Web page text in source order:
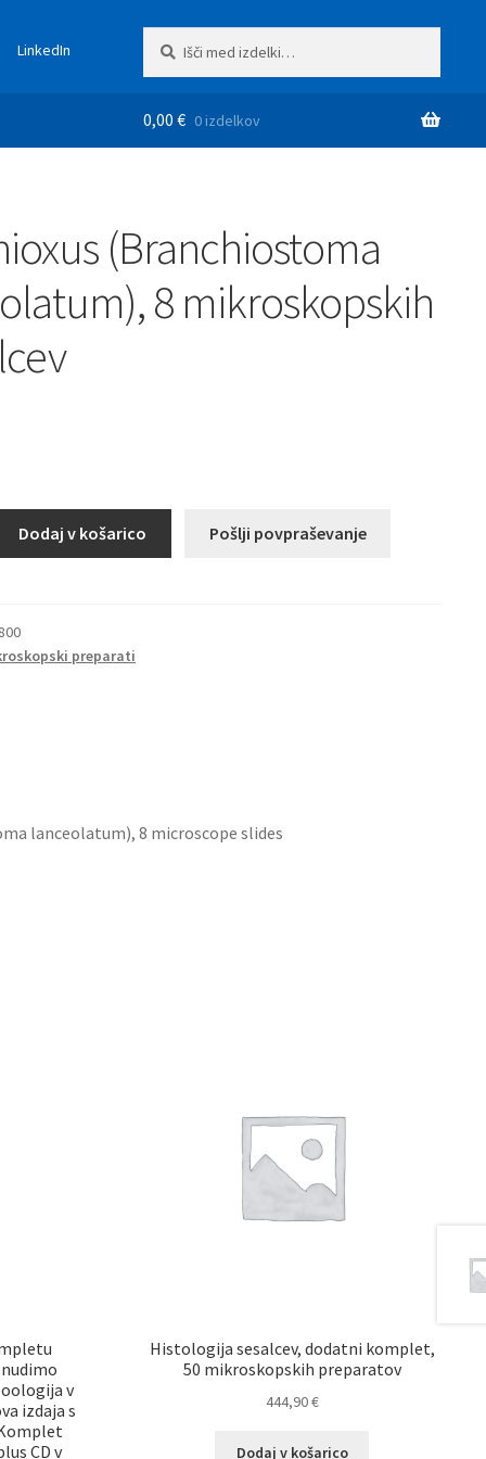
LinkedIn
0,00€ 0 izdelkov
(Branchiostoma
8 mikroskopskih
Dodaj v košarico Pošlji povpraševanje
preparati
lanceolatum), 8 microscope slides
v
izdaja s
CD v
Histologija sesalcev, dodatni komplet,
50 mikroskopskih preparatov
444,90€
Dodaj v košarico